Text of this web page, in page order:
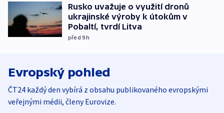
Rusko uvažuje o využití dronů
ukrajinské výroby k útokům v
Pobaltí, tvrdí Litva
před 9h
Evropský pohled
ČT24 každý den vybírá z obsahu publikovaného evropskými
veřejnými médii, členy Eurovize.